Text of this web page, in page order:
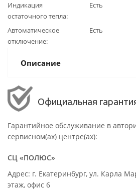
Индикация
остаточного тепла
Есть
Автоматическое
отключение
Есть
Описание
Официальная
Гарантийное обслуживание в
сервисном(ах) центре(ах):
СЦ «ПОЛЮС»
Адрес: г. Екатеринбург, ул. Карла
этаж, офис 6